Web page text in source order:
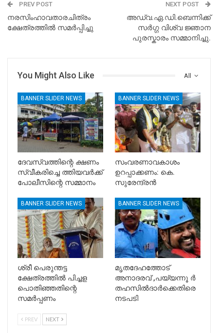
PREV POST
നരസിംഹാവതാരചിത്രം
ക്ഷേത്രത്തിൽ സമർപ്പിച്ചു
NEXT POST
അഡ്വ.ഏ.ഡി.ബെന്നിക്ക്
സർഗ്ഗ വിശ്വ ജ്ഞാന
പുരസ്കാരം സമ്മാനിച്ചു.
All
You Might Also Like
BANNER SLIDER NEWS
ദേവസ്വത്തിന്റെ ക്ഷണം
സ്വീകരിച്ചെ ത്തിയവർക്ക്
പോലീസിന്റെ സമ്മാനം
BANNER SLIDER NEWS
സംവരണാവകാശം
ഉറപ്പാക്കണം: കെ.
സുരേന്ദ്രൻ
BANNER SLIDER NEWS
ശ്രീ പെരുന്തട്ട
ക്ഷേത്രത്തിൽ പിച്ചള
പൊതിഞ്ഞതിന്റെ
സമർപ്പണം
BANNER SLIDER NEWS
മൃതദേഹത്തോട്
അനാദരവ് ,പയ്യന്നൂ ർ
തഹസിൽദാർക്കെതിരെ
നടപടി
PREV NEXT